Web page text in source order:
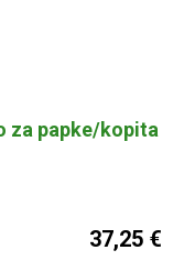
za papke/kopita
37,25 €